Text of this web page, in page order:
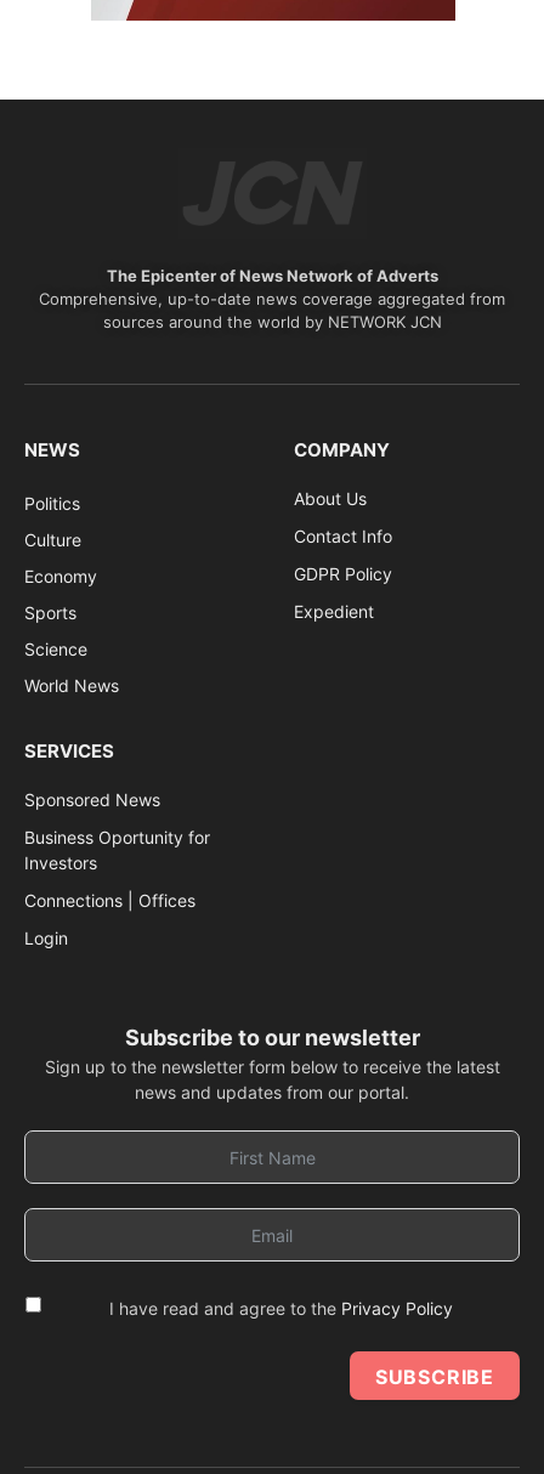
The Epicenter of News Network of Adverts
Comprehensive, up-to-date news coverage aggregated from
sources around the world by NETWORK JCN
NEWS
Politics
Culture
Economy
Sports
Science
World News
COMPANY
About Us
Contact Info
GDPR Policy
Expedient
SERVICES
Sponsored News
Business Oportunity for
Investors
Connections | Offices
Login
Subscribe to our newsletter
Sign up to the newsletter form below to receive the latest
news and updates from our portal.
I have read and agree to the Privacy Policy
SUBSCRIBE